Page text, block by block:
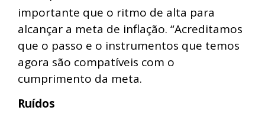
importante que o ritmo de alta para
alcançar a meta de inflação. “Acreditamos
que o passo e o instrumentos que temos
agora são compatíveis com o
cumprimento da meta.
Ruídos